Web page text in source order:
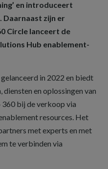
en introduceert
Daarnaast zijn er
Circle lanceert de
Hub enablement-
in 2022 en biedt
en oplossingen van
360 bij de verkoop via
resources. Het
met experts en met
te verbinden via